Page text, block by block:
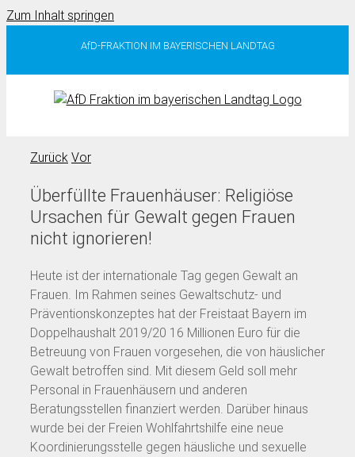
Zum Inhalt springen
AfD-FRAKTION IM BAYERISCHEN LANDTAG
Zurück Vor
Überfüllte Frauenhäuser: Religiöse
Ursachen für Gewalt gegen Frauen
nicht ignorieren!
Heute ist der internationale Tag gegen Gewalt an
Frauen. Im Rahmen seines Gewaltschutz- und
Präventionskonzeptes hat der Freistaat Bayern im
Doppelhaushalt 2019/20 16 Millionen Euro für die
Betreuung von Frauen vorgesehen, die von häuslicher
Gewalt betroffen sind. Mit diesem Geld soll mehr
Personal in Frauenhäusern und anderen
Beratungsstellen finanziert werden. Darüber hinaus
wurde bei der Freien Wohlfahrtshilfe eine neue
Koordinierungsstelle gegen häusliche und sexuelle